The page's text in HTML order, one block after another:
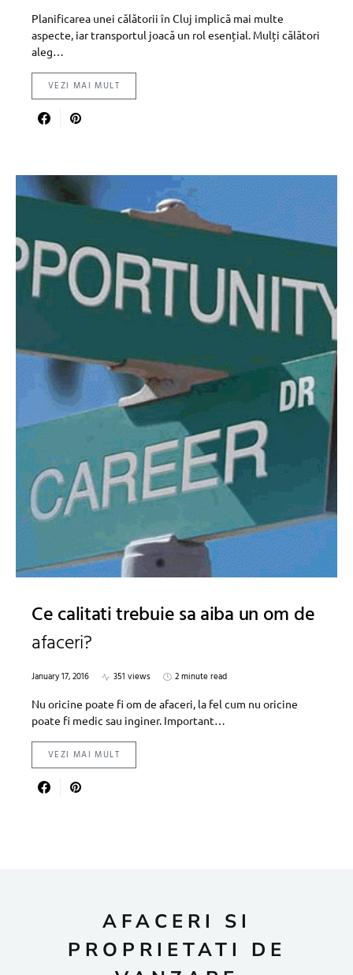
Planificarea unei călătorii în Cluj implică mai multe
aspecte, iar transportul joacă un rol esențial. Mulți călători
aleg…
VEZI MAI MULT
Ce calitati trebuie sa aiba un om de
afaceri?
January 17, 2016 351 views
2 minute read
Nu oricine poate fi om de afaceri, la fel cum nu oricine
poate fi medic sau inginer. Important…
VEZI MAI MULT
AFACERI SI
PROPRIETATI DE